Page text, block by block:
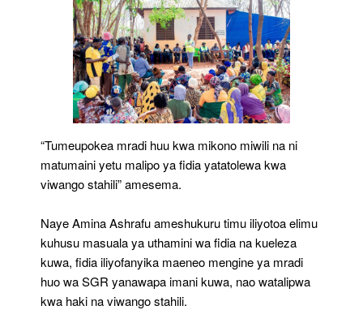
“Tumeupokea mradi huu kwa mikono miwili na ni
matumaini yetu malipo ya fidia yatatolewa kwa
viwango stahili” amesema.
Naye Amina Ashrafu ameshukuru timu iliyotoa elimu
kuhusu masuala ya uthamini wa fidia na kueleza
kuwa, fidia iliyofanyika maeneo mengine ya mradi
huo wa SGR yanawapa imani kuwa, nao watalipwa
kwa haki na viwango stahili.